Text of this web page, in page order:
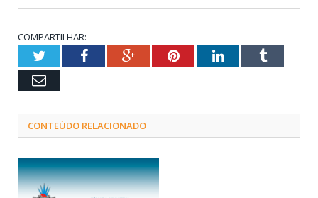
COMPARTILHAR:
TwitterFacebookGoogle+PinterestLinkedInTumblr
Email
CONTEÚDO RELACIONADO